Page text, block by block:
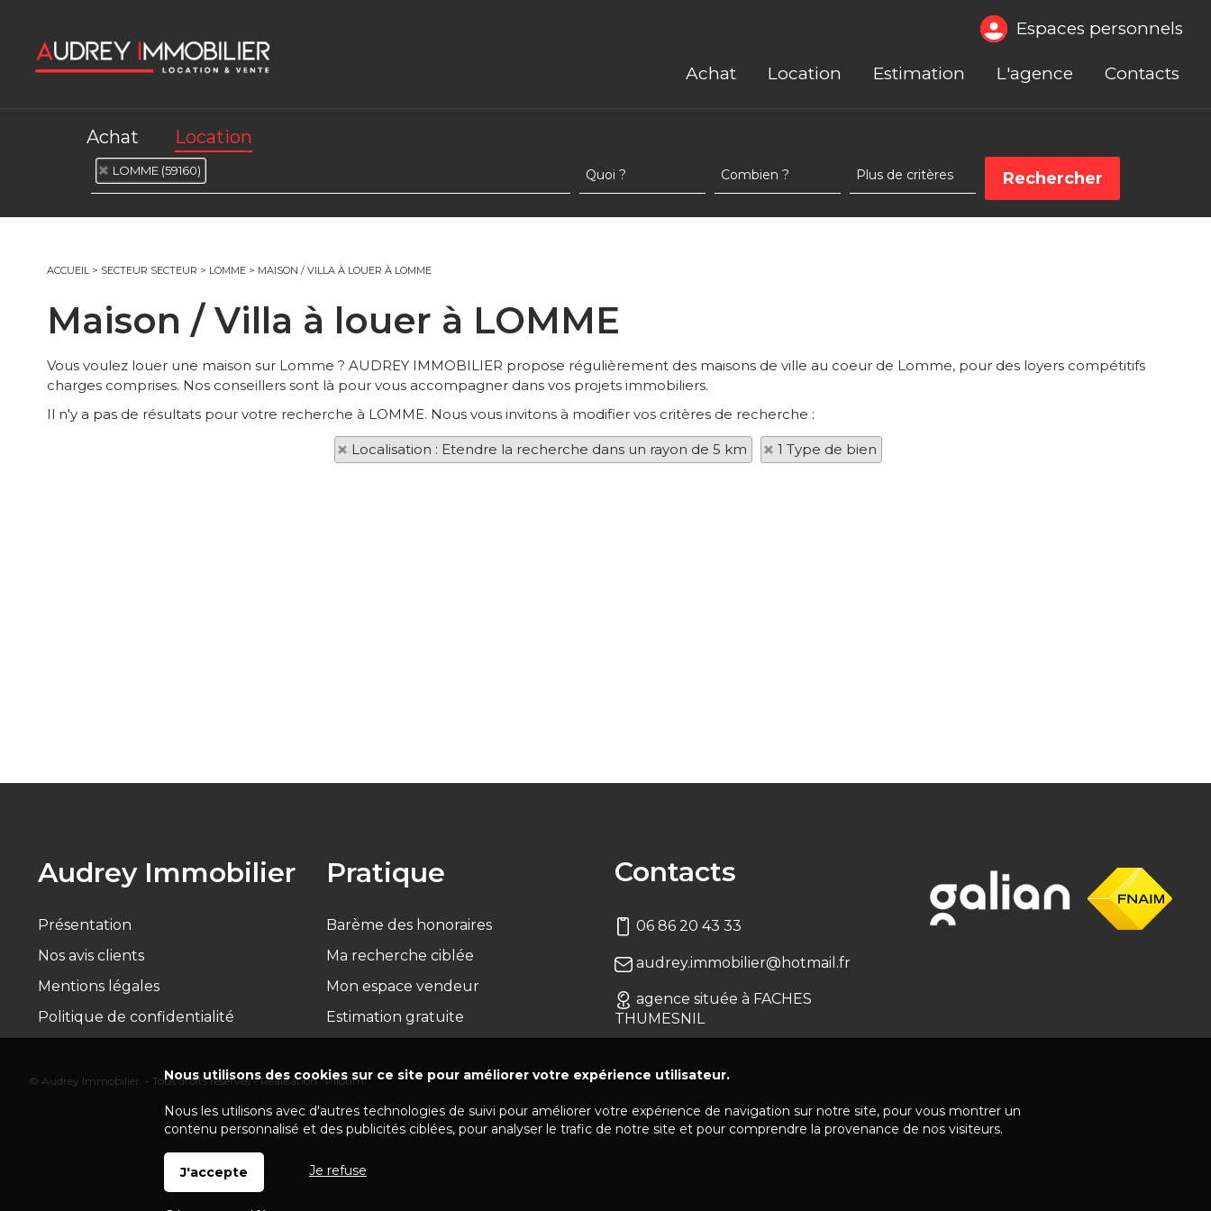
Espaces personnels
Achat Location Estimation L'agence Contacts
Achat Location
LOMME (59160)
ACCUEIL> SECTEUR SECTEUR > LOMME > MAISON / VILLA À LOUER À LOMME
Maison / Villa à louer à LOMME
Vous voulez louer une maison sur Lomme ? AUDREY IMMOBILIER propose régulièrement des maisons de ville au coeur de Lomme, pour des loyers compétitifs
charges comprises. Nos conseillers sont là pour vous accompagner dans vos projets immobiliers.
Il n'y a pas de résultats pour votre recherche à LOMME. Nous vous invitons à modifier vos critères de recherche :
Localisation : Etendre la recherche dans un rayon de 5 km 1 Type de bien
Audrey Immobilier
Présentation
Nos avis clients
Mentions légales
Politique de confidentialité
Pratique
Barème des honoraires
Ma recherche ciblée
Mon espace vendeur
Estimation gratuite
Contacts
06 86 20 43 33
audrey.immobilier@hotmail.fr
agence située à FACHES
THUMESNIL
© Audrey Immobilier - Tous droits réservés - Réalisation :Pilotim
Nous utilisons des cookies sur ce site pour améliorer votre expérience utilisateur.
Nous les utilisons avec d'autres technologies de suivi pour améliorer votre expérience de navigation sur notre site, pour vous montrer un
contenu personnalisé et des publicités ciblées, pour analyser le trafic de notre site et pour comprendre la provenance de nos visiteurs.
J'accepte Je refuse